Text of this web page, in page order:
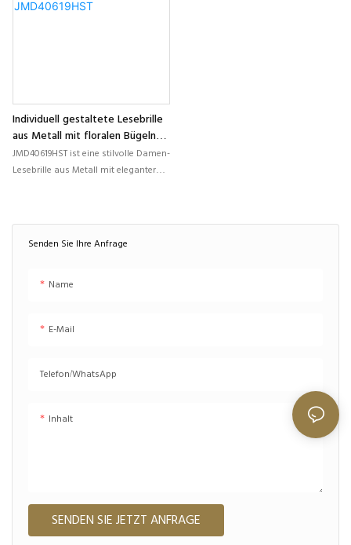
Senden Sie Ihre Anfrage
Name
E-Mail
Telefon/WhatsApp
Inhalt
SENDEN SIE JETZT ANFRAGE
für Lesebrillen.
Individuell gestaltete Lesebrille
aus Metall mit floralen Bügeln
für Damen JMD40619HST
JMD40619HST ist eine stilvolle Damen-
Lesebrille aus Metall mit eleganter
optische Kollektionen und modische
Brillenmarken.